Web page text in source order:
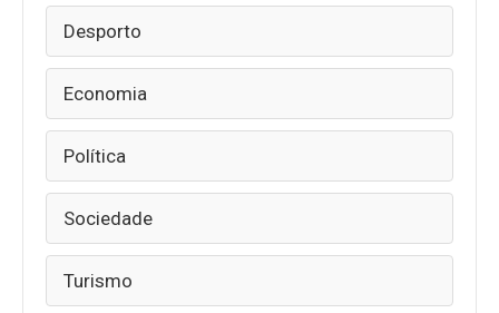
Desporto
Economia
Política
Sociedade
Turismo